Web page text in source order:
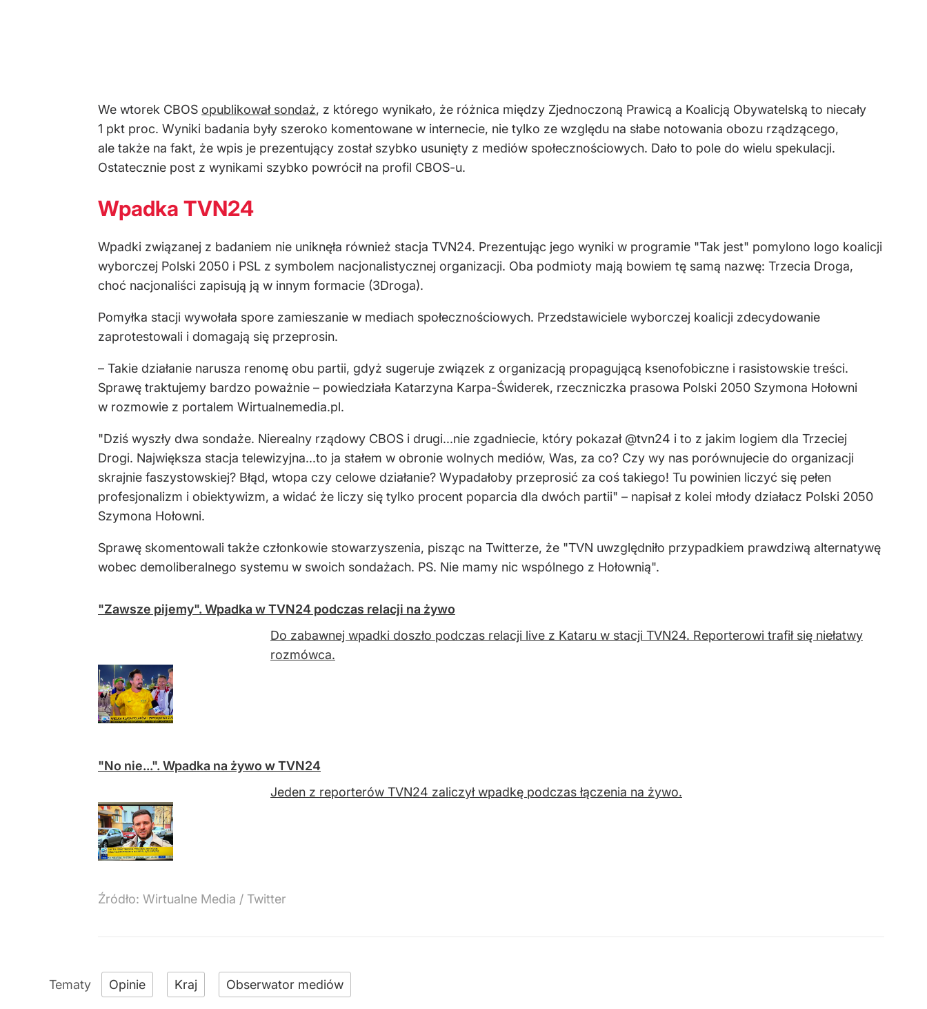
We wtorek CBOS opublikował sondaż, z którego wynikało, że różnica między Zjednoczoną Prawicą a Koalicją Obywatelską to niecały
1 pkt proc. Wyniki badania były szeroko komentowane w internecie, nie tylko ze względu na słabe notowania obozu rządzącego,
ale także na fakt, że wpis je prezentujący został szybko usunięty z mediów społecznościowych. Dało to pole do wielu spekulacji.
Ostatecznie post z wynikami szybko powrócił na profil CBOS-u.
Wpadka TVN24
Wpadki związanej z badaniem nie uniknęła również stacja TVN24. Prezentując jego wyniki w programie "Tak jest" pomylono logo koalicji
wyborczej Polski 2050 i PSL z symbolem nacjonalistycznej organizacji. Oba podmioty mają bowiem tę samą nazwę: Trzecia Droga,
choć nacjonaliści zapisują ją w innym formacie (3Droga).
Pomyłka stacji wywołała spore zamieszanie w mediach społecznościowych. Przedstawiciele wyborczej koalicji zdecydowanie
zaprotestowali i domagają się przeprosin.
– Takie działanie narusza renomę obu partii, gdyż sugeruje związek z organizacją propagującą ksenofobiczne i rasistowskie treści.
Sprawę traktujemy bardzo poważnie – powiedziała Katarzyna Karpa-Świderek, rzeczniczka prasowa Polski 2050 Szymona Hołowni
w rozmowie z portalem Wirtualnemedia.pl.
"Dziś wyszły dwa sondaże. Nierealny rządowy CBOS i drugi...nie zgadniecie, który pokazał @tvn24 i to z jakim logiem dla Trzeciej
Drogi. Największa stacja telewizyjna...to ja stałem w obronie wolnych mediów, Was, za co? Czy wy nas porównujecie do organizacji
skrajnie faszystowskiej? Błąd, wtopa czy celowe działanie? Wypadałoby przeprosić za coś takiego! Tu powinien liczyć się pełen
profesjonalizm i obiektywizm, a widać że liczy się tylko procent poparcia dla dwóch partii" – napisał z kolei młody działacz Polski 2050
Szymona Hołowni.
Sprawę skomentowali także członkowie stowarzyszenia, pisząc na Twitterze, że "TVN uwzględniło przypadkiem prawdziwą alternatywę
wobec demoliberalnego systemu w swoich sondażach. PS. Nie mamy nic wspólnego z Hołownią".
"Zawsze pijemy". Wpadka w TVN24 podczas relacji na żywo
Do zabawnej wpadki doszło podczas relacji live z Kataru w stacji TVN24. Reporterowi trafił się niełatwy
rozmówca.
"No nie...". Wpadka na żywo w TVN24
Jeden z reporterów TVN24 zaliczył wpadkę podczas łączenia na żywo.
Źródło: Wirtualne Media / Twitter
Opinie Kraj Obserwator mediów